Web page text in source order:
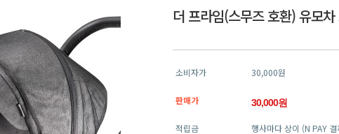
더 프라임(스무즈 호환) 유모
소비자가 30,000원
판매가 30,000원
적립금 행사마다 상이 (N PAY